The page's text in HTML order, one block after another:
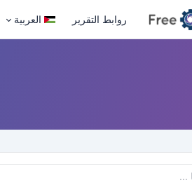
روابط التقرير العربية